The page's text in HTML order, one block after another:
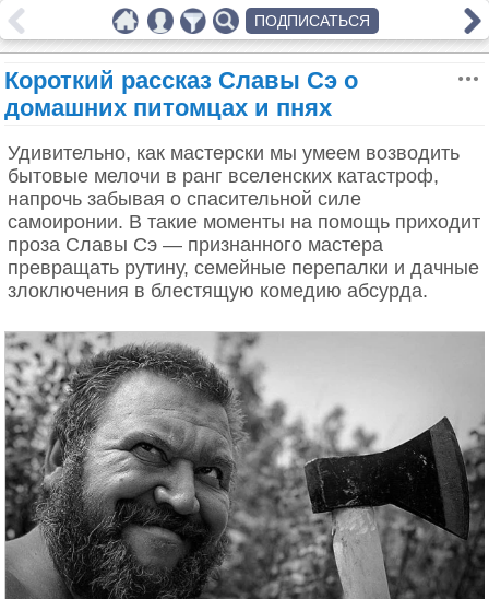
Короткий рассказ Славы Сэ о
домашних питомцах и пнях
Удивительно, как мастерски мы умеем возводить
бытовые мелочи в ранг вселенских катастроф,
напрочь забывая о спасительной силе
самоиронии. В такие моменты на помощь приходит
проза Славы Сэ — признанного мастера
превращать рутину, семейные перепалки и дачные
злоключения в блестящую комедию абсурда.
ПОДПИСАТЬСЯ